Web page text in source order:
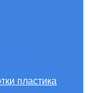
пластика